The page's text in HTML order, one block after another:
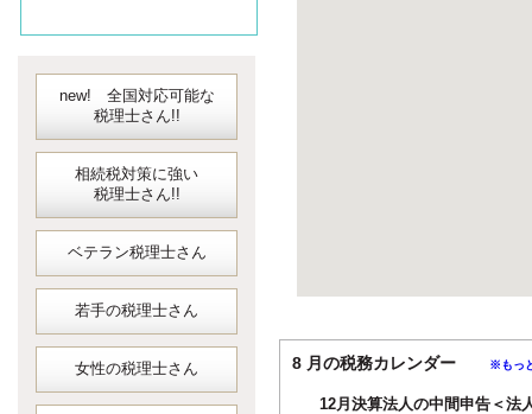
new! 全国対応可能な
税理士さん!!
相続税対策に強い
税理士さん!!
ベテラン税理士さん
若手の税理士さん
女性の税理士さん 8 月の税務カレンダー ※もっ
12月決算法人の中間申告＜法